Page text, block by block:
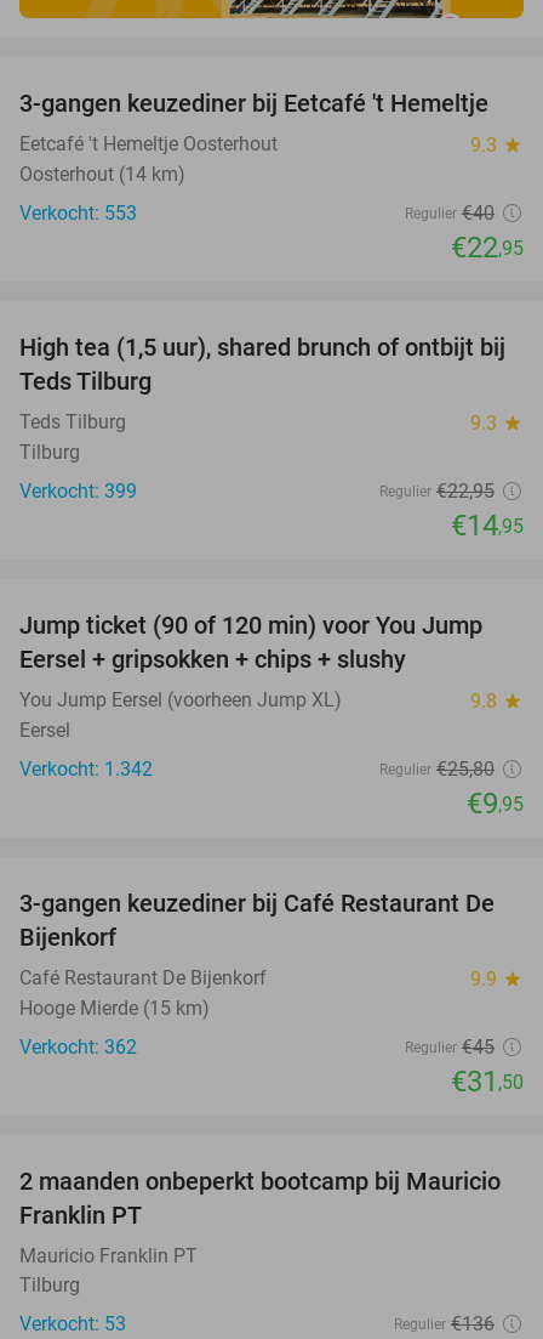
43%
3-gangen keuzediner bij Eetcafé 't Hemeltje
Eetcafé 't Hemeltje Oosterhout 9.3 star
Oosterhout (14 km)
Verkocht: 553
Regulier €40
€22,95
35%
High tea (1,5 uur), shared brunch of ontbijt bij
Teds Tilburg
Teds Tilburg 9.3 star
Tilburg
Verkocht: 399
Regulier €22,95
€14,95
61%
Jump ticket (90 of 120 min) voor You Jump
Eersel + gripsokken + chips + slushy
You Jump Eersel (voorheen Jump XL) 9.8 star
Eersel
Verkocht: 1.342
Regulier €25,80
€9,95
30%
3-gangen keuzediner bij Café Restaurant De
Bijenkorf
Café Restaurant De Bijenkorf 9.9 star
Hooge Mierde (15 km)
Verkocht: 362
Regulier €45
€31 ,50
82%
2 maanden onbeperkt bootcamp bij Mauricio
Franklin PT
Mauricio Franklin PT
Tilburg
Verkocht: 53
Regulier €136